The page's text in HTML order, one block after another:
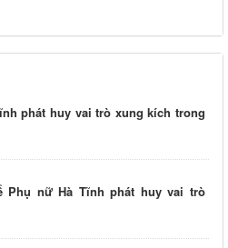
phát huy vai trò xung kích trong
Phụ nữ Hà Tĩnh phát huy vai trò